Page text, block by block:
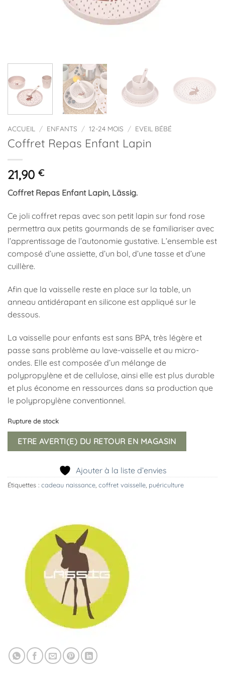
ACCUEIL / ENFANTS / 12-24 MOIS / EVEIL BÉBÉ
Coffret Repas Enfant Lapin
21,90 €
Coffret Repas Enfant Lapin, Lässig.
Ce joli coffret repas avec son petit lapin sur fond rose
permettra aux petits gourmands de se familiariser avec
l’apprentissage de l’autonomie gustative. L’ensemble est
composé d’une assiette, d’un bol, d’une tasse et d’une
cuillère.
Afin que la vaisselle reste en place sur la table, un
anneau antidérapant en silicone est appliqué sur le
dessous.
La vaisselle pour enfants est sans BPA, très légère et
passe sans problème au lave-vaisselle et au micro-
ondes. Elle est composée d’un mélange de
polypropylène et de cellulose, ainsi elle est plus durable
et plus économe en ressources dans sa production que
le polypropylène conventionnel.
Rupture de stock
ETRE AVERTI(E) DU RETOUR EN MAGASIN
Ajouter à la liste d’envies
Étiquettes : cadeau naissance coffret vaisselle puériculture